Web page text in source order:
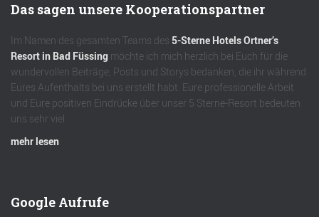
Das sagen unsere Kooperationspartner
Im Namen des gesamten Teams des 5-Sterne Hotels Ortner’s
Resort in Bad Füssing möchte ich mich herzlich bei Euch für die
wundervollen Beiträge, Posts und Storys bedanken, die ihr während
Eures Aufenthalts bei uns erstellt habt. Eure professionelle Arbeit
und Eure positiven Eindrücke über unser 5 Sterne-Resort bedeuten
uns sehr viel.
mehr lesen
Google Aufrufe